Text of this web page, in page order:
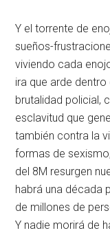
Y el torrente de
sueños-
viviendo cada
ira que arde
brutalidad policial,
esclavitud que
también contra la
formas de
del 8M resurgen
habrá una década
de millones de
Y nadie morirá de